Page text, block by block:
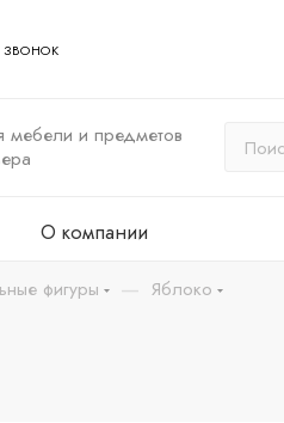
ЗВОНОК
мебели и предметов
О компании
фигуры — Яблоко